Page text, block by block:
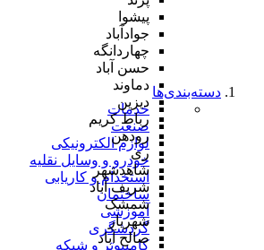
پیشوا
جوادآباد
چهاردانگه
حسن آباد
دماوند
دیزین
رباط کریم
رودهن
ری
شاهدشهر
شریف آباد
شمشک
شهریار
صالح آباد
دسته‌بندی‌ها
خدمات
صنعت
لوازم الکترونیکی
خودرو و وسایل نقلیه
استخدام و کاریابی
ساختمان
آموزشی
گردشگری
کامپیوتر و شبکه